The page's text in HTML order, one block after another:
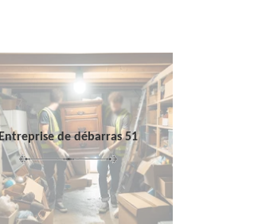
Entreprise de débarras 51